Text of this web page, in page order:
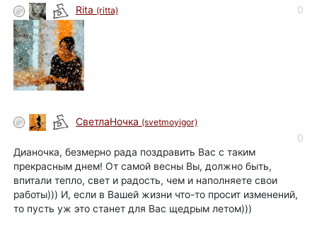
Rita (ritta) 0
СветлаНочка (svetmoyigor)
0
Дианочка, безмерно рада поздравить Вас с таким
прекрасным днем! От самой весны Вы, должно быть,
впитали тепло, свет и радость, чем и наполняете свои
работы))) И, если в Вашей жизни что-то просит изменений,
то пусть уж это станет для Вас щедрым летом)))